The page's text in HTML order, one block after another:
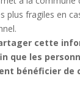
plus fragiles en
cette
que les
bénéficier de